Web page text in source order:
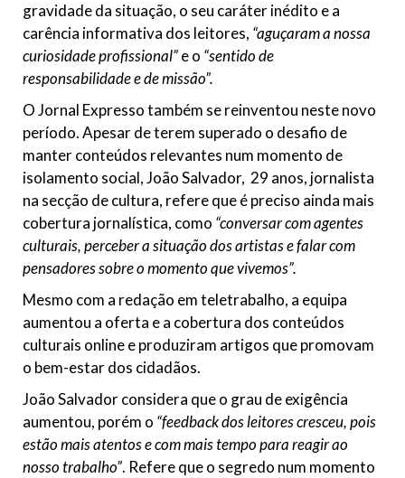
gravidade da situação, o seu caráter inédito e a
carência informativa dos leitores, “aguçaram a nossa
curiosidade profissional”e o “sentido de
responsabilidade e de missão”.
O Jornal Expresso também se reinventou neste novo
período. Apesar de terem superado o desafio de
manter conteúdos relevantes num momento de
isolamento social, João Salvador, 29 anos, jornalista
na secção de cultura, refere que é preciso ainda mais
cobertura jornalística, como “conversar com agentes
culturais, perceber a situação dos artistas e falar com
pensadores sobre o momento que vivemos”.
Mesmo com a redação em teletrabalho, a equipa
aumentou a oferta e a cobertura dos conteúdos
culturais online e produziram artigos que promovam
o bem-estar dos cidadãos.
João Salvador considera que o grau de exigência
aumentou, porém o “feedback dos leitores cresceu, pois
estão mais atentos e com mais tempo para reagir ao
nosso trabalho”. Refere que o segredo num momento